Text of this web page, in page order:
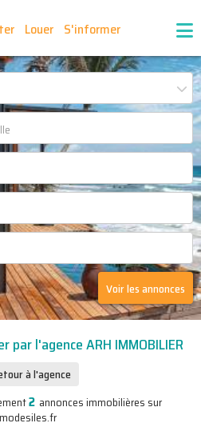
Louer S'informer
Ma sélection d'annonces
Partenaires
Voir les annonces
par l'agence ARH IMMOBILIER
à l'agence
2 annonces immobilières sur